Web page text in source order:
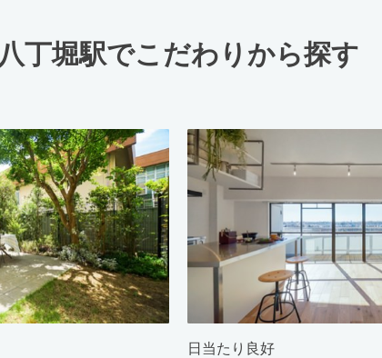
八丁堀駅でこだわりから探す
日当たり良好